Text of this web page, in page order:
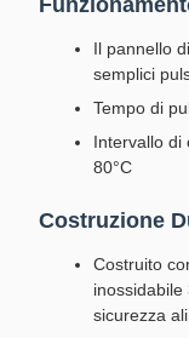
Il pannello
semplici
Tempo di
Intervallo di
80°C
Costruzione
Costruito
sicurezza